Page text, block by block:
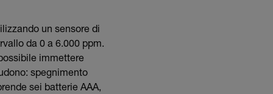
un sensore di
da 0 a 6.000 ppm.
immettere
spegnimento
sei batterie AAA,